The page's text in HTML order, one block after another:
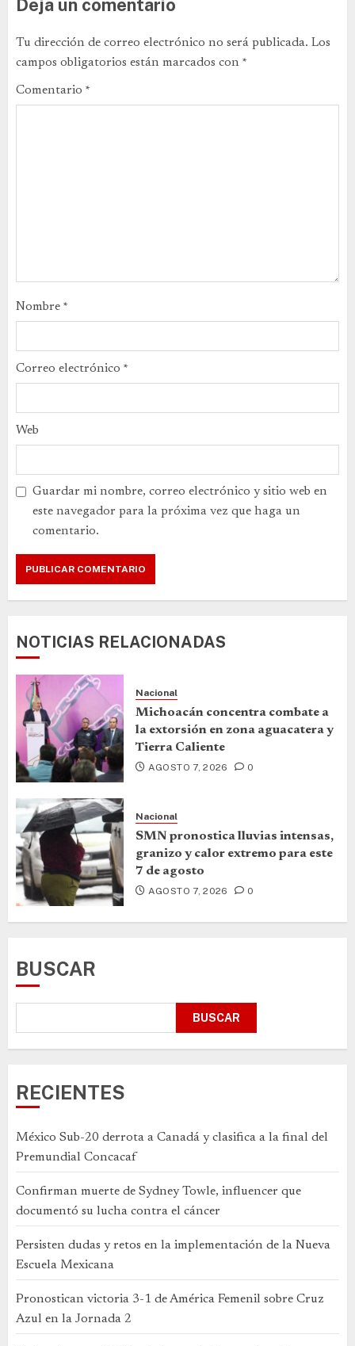
Deja un comentario
Tu dirección de correo electrónico no será publicada. Los
campos obligatorios están marcados con *
Comentario *
Nombre *
Correo electrónico *
Web
Guardar mi nombre, correo electrónico y sitio web en
este navegador para la próxima vez que haga un
comentario.
NOTICIAS RELACIONADAS
Nacional
Michoacán concentra combate a
la extorsión en zona aguacatera y
Tierra Caliente
AGOSTO 7, 2026 0
Nacional
SMN pronostica lluvias intensas,
granizo y calor extremo para este
7 de agosto
AGOSTO 7, 2026 0
BUSCAR
BUSCAR
RECIENTES
México Sub-20 derrota a Canadá y clasifica a la final del
Premundial Concacaf
Confirman muerte de Sydney Towle, influencer que
documentó su lucha contra el cáncer
Persisten dudas y retos en la implementación de la Nueva
Escuela Mexicana
Pronostican victoria 3-1 de América Femenil sobre Cruz
Azul en la Jornada 2